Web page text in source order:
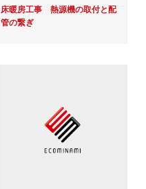
床暖房工事 熱源機の取付と配
管の繋ぎ